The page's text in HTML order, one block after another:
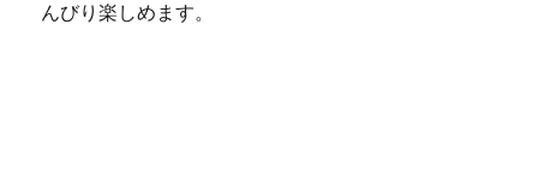
んびり楽しめます。